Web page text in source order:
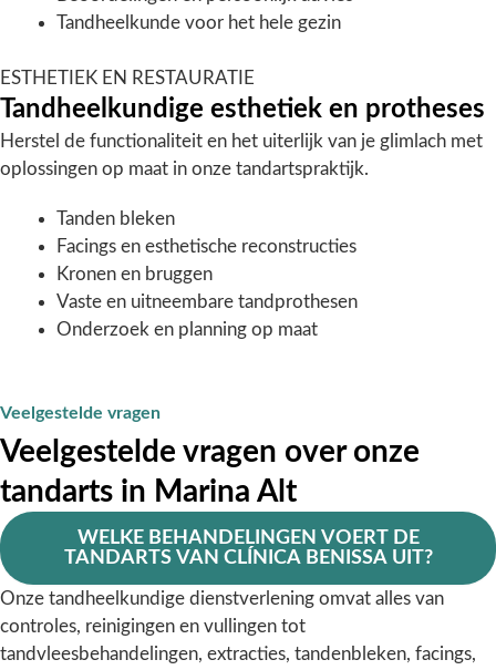
Tandheelkunde voor het hele gezin
ESTHETIEK EN RESTAURATIE
Tandheelkundige esthetiek en protheses
Herstel de functionaliteit en het uiterlijk van je glimlach met
oplossingen op maat in onze tandartspraktijk.
Tanden bleken
Facings en esthetische reconstructies
Kronen en bruggen
Vaste en uitneembare tandprothesen
Onderzoek en planning op maat
Veelgestelde vragen
Veelgestelde vragen over onze
tandarts in Marina Alt
WELKE BEHANDELINGEN VOERT DE
TANDARTS VAN CLÍNICA BENISSA UIT?
Onze tandheelkundige dienstverlening omvat alles van
controles, reinigingen en vullingen tot
tandvleesbehandelingen, extracties, tandenbleken, facings,